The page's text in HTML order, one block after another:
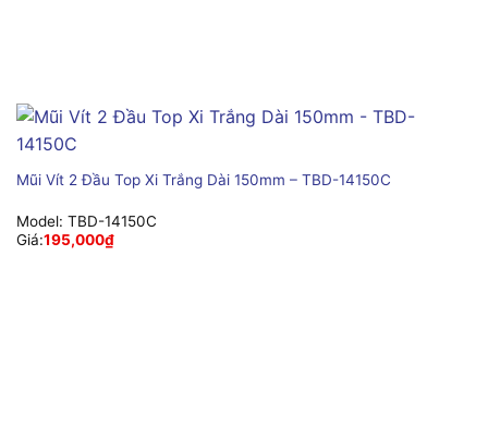
Mũi Vít 2 Đầu Top Xi Trắng Dài 150mm – TBD-14150C
Model: TBD-14150C
Giá:195,000₫